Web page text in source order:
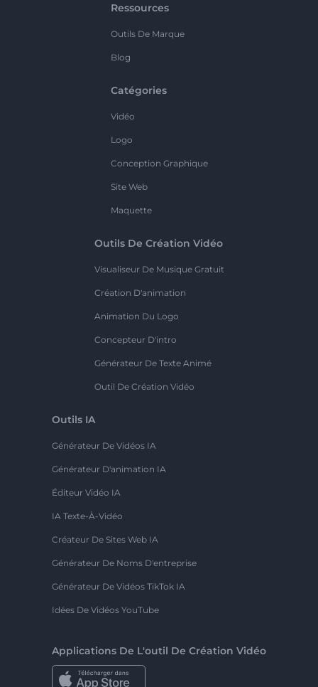
Ressources
Outils De Marque
Blog
Catégories
Vidéo
Logo
Conception Graphique
Site Web
Maquette
Outils De Création Vidéo
Visualiseur De Musique Gratuit
Création D'animation
Animation Du Logo
Concepteur D'intro
Générateur De Texte Animé
Outil De Création Vidéo
Outils IA
Générateur De Vidéos IA
Générateur D'animation IA
Éditeur Vidéo IA
IA Texte-À-Vidéo
Créateur De Sites Web IA
Générateur De Noms D'entreprise
Générateur De Vidéos TikTok IA
Idées De Vidéos YouTube
Applications De L'outil De Création Vidéo